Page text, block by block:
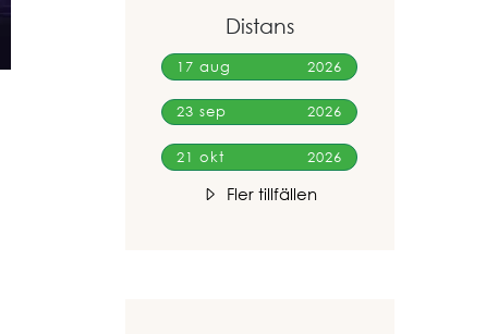
Distans
17 aug 2026
23 sep 2026
21 okt 2026
Fler tillfällen